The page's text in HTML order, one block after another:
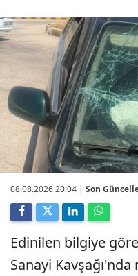
08.08.2026 20:04 | Son
Edinilen bilgiye
Sanayi